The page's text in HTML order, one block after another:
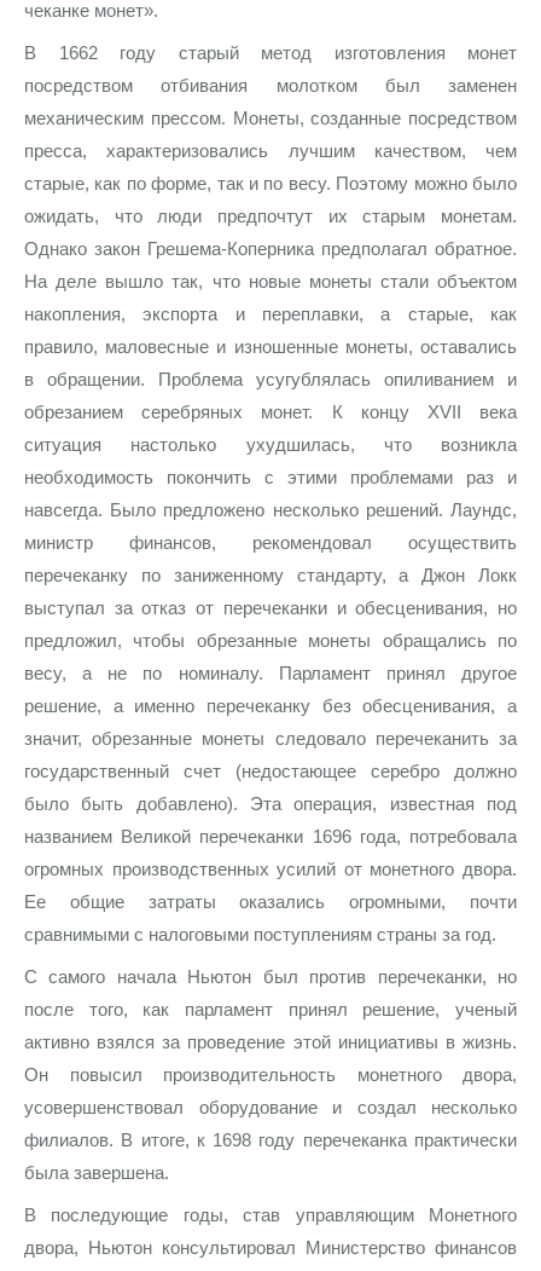
чеканке монет».
В 1662 году старый метод изготовления монет
посредством отбивания молотком был заменен
механическим прессом. Монеты, созданные посредством
пресса, характеризовались лучшим качеством, чем
старые, как по форме, так и по весу. Поэтому можно было
ожидать, что люди предпочтут их старым монетам.
Однако закон Грешема-Коперника предполагал обратное.
На деле вышло так, что новые монеты стали объектом
накопления, экспорта и переплавки, а старые, как
правило, маловесные и изношенные монеты, оставались
в обращении. Проблема усугублялась опиливанием и
обрезанием серебряных монет. К концу XVII века
ситуация настолько ухудшилась, что возникла
необходимость покончить с этими проблемами раз и
навсегда. Было предложено несколько решений. Лаундс,
министр финансов, рекомендовал осуществить
перечеканку по заниженному стандарту, а Джон Локк
выступал за отказ от перечеканки и обесценивания, но
предложил, чтобы обрезанные монеты обращались по
весу, а не по номиналу. Парламент принял другое
решение, а именно перечеканку без обесценивания, а
значит, обрезанные монеты следовало перечеканить за
государственный счет (недостающее серебро должно
было быть добавлено). Эта операция, известная под
названием Великой перечеканки 1696 года, потребовала
огромных производственных усилий от монетного двора.
Ее общие затраты оказались огромными, почти
сравнимыми с налоговыми поступлениям страны за год.
С самого начала Ньютон был против перечеканки, но
после того, как парламент принял решение, ученый
активно взялся за проведение этой инициативы в жизнь.
Он повысил производительность монетного двора,
усовершенствовал оборудование и создал несколько
филиалов. В итоге, к 1698 году перечеканка практически
была завершена.
В последующие годы, став управляющим Монетного
двора, Ньютон консультировал Министерство финансов